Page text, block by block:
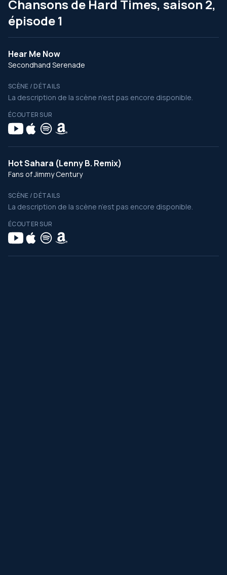
Chansons de Hard Times, saison 2,
épisode 1
Hear Me Now
Secondhand Serenade
SCÈNE / DÉTAILS
La description de la scène n’est pas encore disponible.
ÉCOUTER SUR
Hot Sahara (Lenny B. Remix)
Fans of Jimmy Century
SCÈNE / DÉTAILS
La description de la scène n’est pas encore disponible.
ÉCOUTER SUR